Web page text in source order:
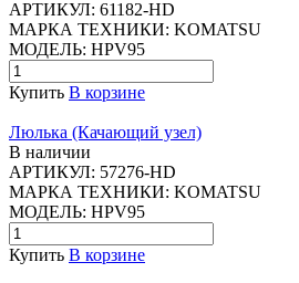
АРТИКУЛ: 61182-HD
МАРКА ТЕХНИКИ: KOMATSU
МОДЕЛЬ: HPV95
Купить В корзине
Люлька (Качающий узел)
В наличии
АРТИКУЛ: 57276-HD
МАРКА ТЕХНИКИ: KOMATSU
МОДЕЛЬ: HPV95
Купить В корзине